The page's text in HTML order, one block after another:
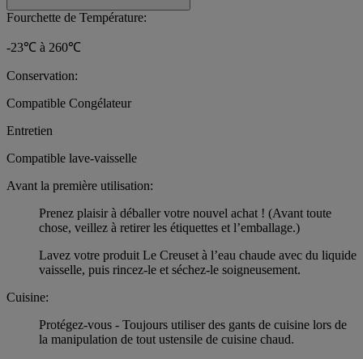
Fourchette de Température:
-23℃ à 260℃
Conservation:
Compatible Congélateur
Entretien
Compatible lave-vaisselle
Avant la première utilisation:
Prenez plaisir à déballer votre nouvel achat ! (Avant toute
chose, veillez à retirer les étiquettes et l’emballage.)
Lavez votre produit Le Creuset à l’eau chaude avec du liquide
vaisselle, puis rincez-le et séchez-le soigneusement.
Cuisine:
Protégez-vous - Toujours utiliser des gants de cuisine lors de
la manipulation de tout ustensile de cuisine chaud.